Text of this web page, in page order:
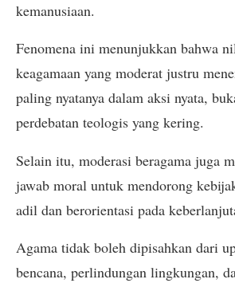
kemanusiaan.
Fenomena ini menunjukkan bahwa
keagamaan yang moderat justru
paling nyatanya dalam aksi nyata,
perdebatan teologis yang kering.
Selain itu, moderasi beragama juga
jawab moral untuk mendorong
adil dan berorientasi pada
Agama tidak boleh dipisahkan dari
bencana, perlindungan lingkungan,